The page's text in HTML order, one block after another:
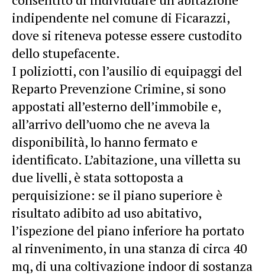
indipendente nel comune di Ficarazzi,
dove si riteneva potesse essere custodito
dello stupefacente.
I poliziotti, con l’ausilio di equipaggi del
Reparto Prevenzione Crimine, si sono
appostati all’esterno dell’immobile e,
all’arrivo dell’uomo che ne aveva la
disponibilità, lo hanno fermato e
identificato. L’abitazione, una villetta su
due livelli, è stata sottoposta a
perquisizione: se il piano superiore è
risultato adibito ad uso abitativo,
l’ispezione del piano inferiore ha portato
al rinvenimento, in una stanza di circa 40
mq, di una coltivazione indoor di sostanza